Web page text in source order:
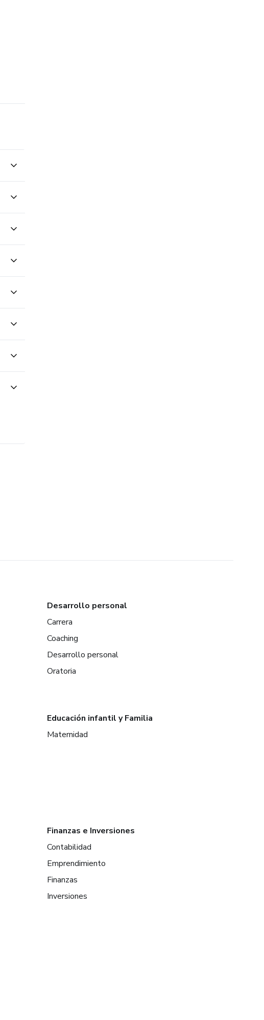
Desarrollo personal
Carrera
Coaching
Desarrollo personal
Oratoria
Educación infantil y Familia
Maternidad
Finanzas e Inversiones
Contabilidad
Emprendimiento
Finanzas
Inversiones